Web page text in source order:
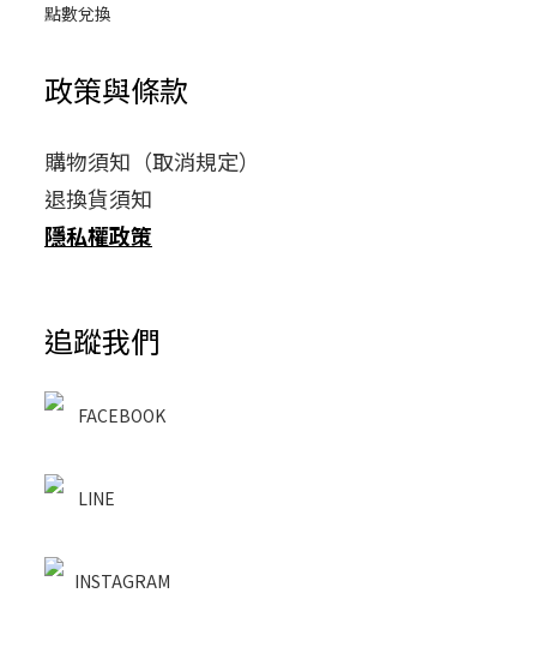
點數兌換
政策與條款
購物須知（取消規定）
退換貨須知
隱私權政策
追蹤我們
FACEBOOK
LINE
INSTAGRAM